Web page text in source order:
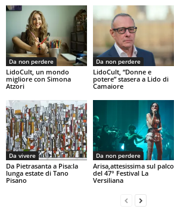
Da non perdere
LidoCult, un mondo
migliore con Simona
Atzori
Da non perdere
LidoCult, “Donne e
potere” stasera a Lido di
Camaiore
Da vivere
Da Pietrasanta a Pisa:la
lunga estate di Tano
Pisano
Da non perdere
Arisa,attesissima sul palco
del 47° Festival La
Versiliana